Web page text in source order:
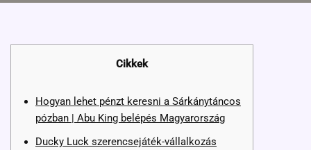
Cikkek
Hogyan lehet pénzt keresni a Sárkánytáncos
pózban | Abu King belépés Magyarország
Ducky Luck szerencsejáték-vállalkozás